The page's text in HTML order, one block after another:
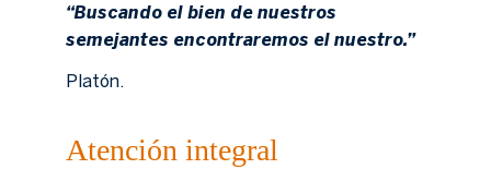
“Buscando el bien de nuestros
semejantes encontraremos el nuestro.”
Platón.
Atención integral